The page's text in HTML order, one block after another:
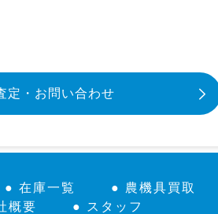
定・お問い合わせ
● 在庫一覧
● 農機具買取
概要
● スタッフ